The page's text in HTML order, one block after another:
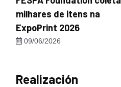
milhares de itens na
ExpoPrint 2026
09/06/2026
Realización